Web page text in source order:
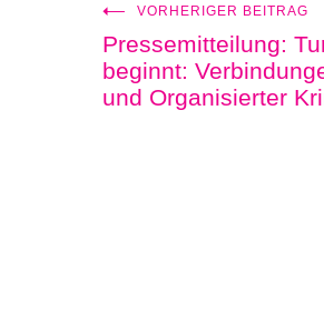
VORHERIGER BEITRAG
Pressemitteilung:
beginnt:
und Organisierter